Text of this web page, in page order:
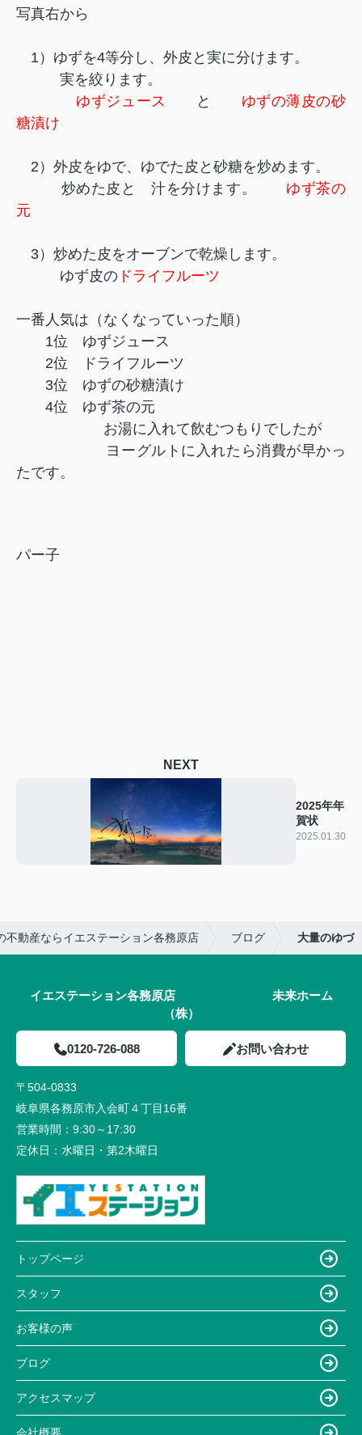
写真右から
1）ゆずを4等分し、外皮と実に分けます。
実を絞ります。
ゆずジュース
と ゆずの薄皮の砂
糖漬け
2）外皮をゆで、ゆでた皮と砂糖を炒めます。
炒めた皮と 汁を分けます。 ゆず茶の
元
3）炒めた皮をオーブンで乾燥します。
ゆず皮の ドライフルーツ
一番人気は（なくなっていった順）
1位 ゆずジュース
2位 ドライフルーツ
3位 ゆずの砂糖漬け
4位 ゆず茶の元
お湯に入れて飲むつもりでしたが
ヨーグルトに入れたら消費が早かっ
たです。
パー子
NEXT
2025年年
賀状
2025.01.30
不動産ならイエステーション各務原店 ブログ 大量のゆづ
イエステーション各務原店 未来ホーム
（株）
0120-726-088 お問い合わせ
〒504-0833
岐阜県各務原市入会町４丁目16番
営業時間： 9:30～17:30
定休日： 水曜日・第2木曜日
トップページ
スタッフ
お客様の声
ブログ
アクセスマップ
会社概要